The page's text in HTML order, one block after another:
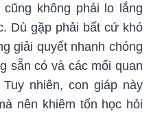
không phải lo lắng
Dù gặp phải bất cứ khó
giải quyết nhanh chóng
sẵn có và các mối quan
nhiên, con giáp này
nên khiêm tốn học hỏi